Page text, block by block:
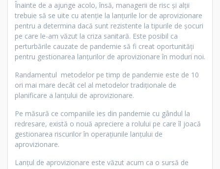
Înainte de a ajunge acolo, însă, managerii de risc și alții
trebuie să se uite cu atenție la lanțurile lor de aprovizionare
pentru a determina dacă sunt rezistente la tipurile de șocuri
pe care le-am văzut la criza sanitară. Este posibil ca
perturbările cauzate de pandemie să fi creat oportunități
pentru gestionarea lanțurilor de aprovizionare în moduri noi.
Randamentul metodelor pe timp de pandemie este de 10
ori mai mare decât cel al metodelor tradiționale de
planificare a lanțului de aprovizionare.
Pe măsură ce companiile ies din pandemie cu gândul la
redresare, există o nouă apreciere a rolului pe care îl joacă
gestionarea riscurilor în operațiunile lanțului de
aprovizionare.
Lanțul de aprovizionare este văzut acum ca o sursă de